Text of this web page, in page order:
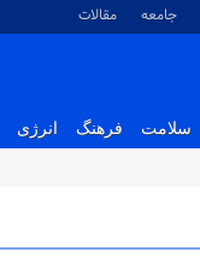
جامعه مقالات
سلامت فرهنگ انرژی